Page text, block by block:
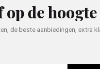
de hoogte
de beste aanbiedingen, extra